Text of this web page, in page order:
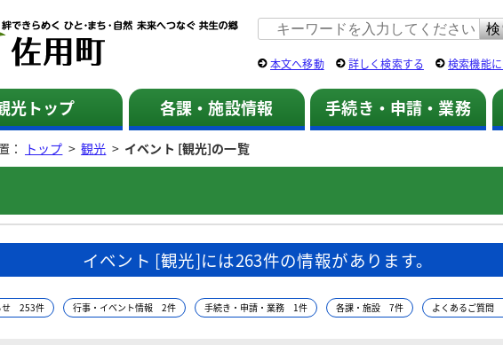
佐用町 公式ホームページ
本文へ移動 詳しく検索する 検索機能
光トップ 各課・施設情報 手続き・申請・業務
： トップ >観光 > イベント [観光]の一覧
イベント [観光]には263件の情報があります。
せ 253件 行事・イベント情報 2件 手続き・申請・業務 1件 各課・施設 7件 よくあるご質問